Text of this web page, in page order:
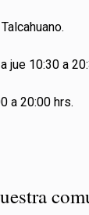
jue 10:30 a
a 20:00 hrs.